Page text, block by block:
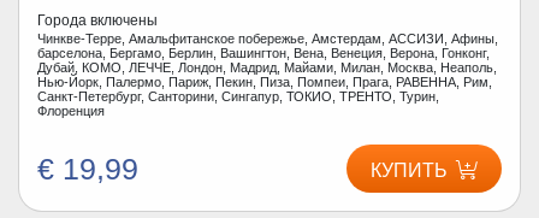
Города включены
Чинкве-Терре, Амальфитанское побережье, Амстердам, АССИЗИ, Афины,
барселона, Бергамо, Берлин, Вашингтон, Вена, Венеция, Верона, Гонконг,
Дубай, КОМО, ЛЕЧЧЕ, Лондон, Мадрид, Майами, Милан, Москва, Неаполь,
Нью-Йорк, Палермо, Париж, Пекин, Пиза, Помпеи, Прага, РАВЕННА, Рим,
Санкт-Петербург, Санторини, Сингапур, ТОКИО, ТРЕНТО, Турин,
Флоренция
€ 19,99 КУПИТЬ